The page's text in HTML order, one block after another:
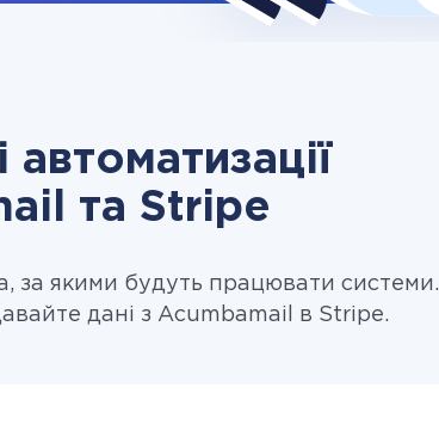
та Stripe
за якими будуть працювати системи.
дані з Acumbamail в Stripe.